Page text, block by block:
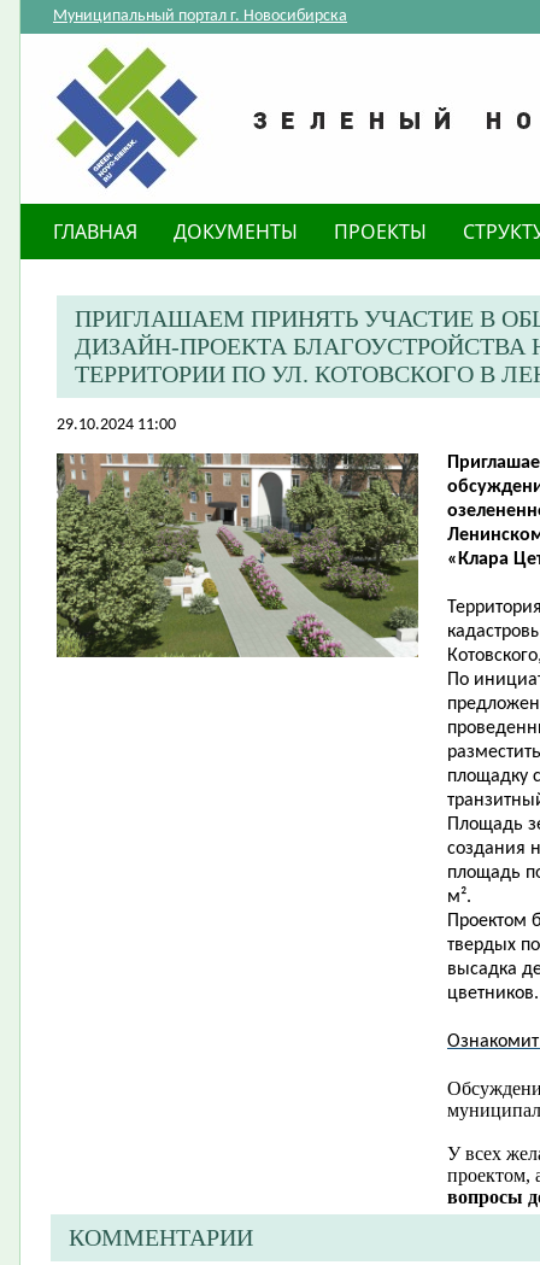
Муниципальный портал г. Новосибирска
ГЛАВНАЯ ДОКУМЕНТЫ ПРОЕКТЫ
ПРИГЛАШАЕМ ПРИНЯТЬ УЧАСТИЕ В
ДИЗАЙН-ПРОЕКТА
ТЕРРИТОРИИ ПО УЛ. КОТОВСКОГО В
29.10.2024 11:00
«Клара
По
площадку
Площадь
создания
площадь
м².
Проектом
твердых
высадка
цветников.
У всех
проектом,
вопросы
КОММЕНТАРИИ